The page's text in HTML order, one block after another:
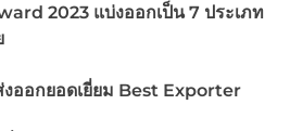
2023 แบ่งออกเป็น 7 ประเภท
งออกยอดเยี่ยม Best Exporter